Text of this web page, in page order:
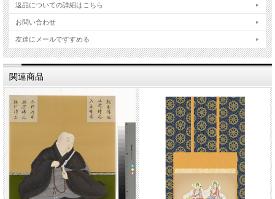
返品についての詳細はこちら
お問い合わせ
友達にメールですすめる
関連商品